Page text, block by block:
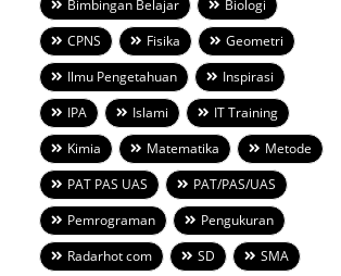
Bimbingan Belajar
Biologi
CPNS
Fisika
Geometri
Ilmu Pengetahuan
Inspirasi
IPA
Islami
IT Training
Kimia
Matematika
Metode
PAT PAS UAS
PAT/PAS/UAS
Pemrograman
Pengukuran
Radarhot com
SD
SMA